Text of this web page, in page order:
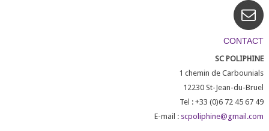
CONTACT
SC POLIPHINE
1 chemin de Carbounials
12230 St-Jean-du-Bruel
Tel : +33 (0)6 72 45 67 49
E-mail : scpoliphine@gmail.com